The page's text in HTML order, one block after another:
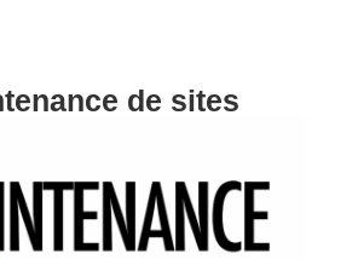
de sites